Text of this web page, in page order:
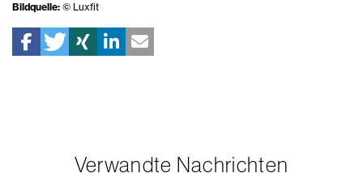
Bildquelle: © Luxfit
Verwandte Nachrichten